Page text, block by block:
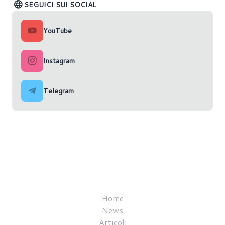
SEGUICI SUI SOCIAL
YouTube
Instagram
Telegram
Home
News
Articoli